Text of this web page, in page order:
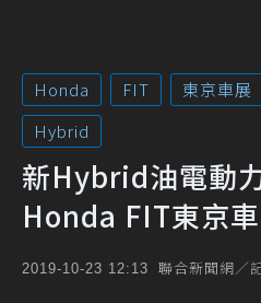
Honda FIT 東京車展
Hybrid
新Hybrid油電動
Honda FIT東京
2019-10-23 12:13 聯合新聞網／